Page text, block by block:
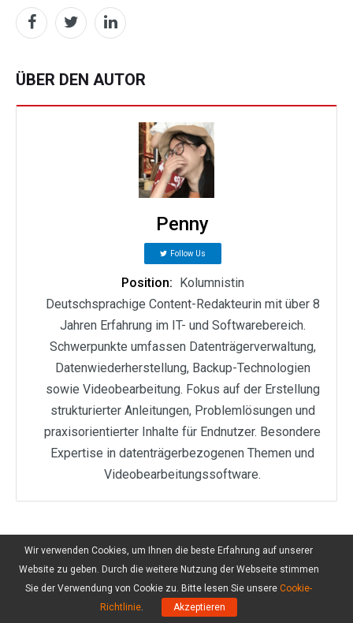
ÜBER DEN AUTOR
Penny
Follow Us
Position: Kolumnistin
Deutschsprachige Content-Redakteurin mit über 8
Jahren Erfahrung im IT- und Softwarebereich.
Schwerpunkte umfassen Datenträgerverwaltung,
Datenwiederherstellung, Backup-Technologien
sowie Videobearbeitung. Fokus auf der Erstellung
strukturierter Anleitungen, Problemlösungen und
praxisorientierter Inhalte für Endnutzer. Besondere
Expertise in datenträgerbezogenen Themen und
Videobearbeitungssoftware.
Wir verwenden Cookies, um Ihnen die beste Erfahrung auf unserer
Website zu geben. Durch die weitere Nutzung der Webseite stimmen
Sie der Verwendung von Cookie zu. Bitte lesen Sie unsere Cookie-
Richtlinie. Akzeptieren